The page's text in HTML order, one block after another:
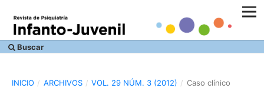
Buscar
INICIO / ARCHIVOS / VOL. 29 NÚM. 3 (2012) / Caso clínico